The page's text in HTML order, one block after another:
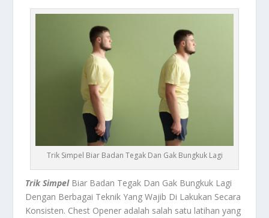
Trik Simpel Biar Badan Tegak Dan Gak Bungkuk Lagi
Trik SimpelBiar Badan Tegak Dan Gak Bungkuk Lagi
Dengan Berbagai Teknik Yang Wajib Di Lakukan Secara
Konsisten. Chest Opener adalah salah satu latihan yang